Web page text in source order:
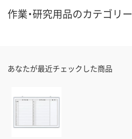
作業・研究用品のカテゴリー
あなたが最近チェックした商品